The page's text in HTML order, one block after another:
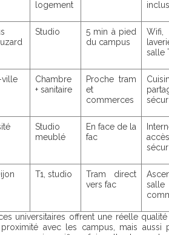
logement
Studio
5 min à pied
du campus
Wifi,
salle
ville
Chambre
+ sanitaire
Proche tram
et
commerces
Studio
meublé
En face de la
fac
accès
T1, studio
Tram direct
vers fac
salle
universitaires offrent une réelle
avec les campus, mais aussi